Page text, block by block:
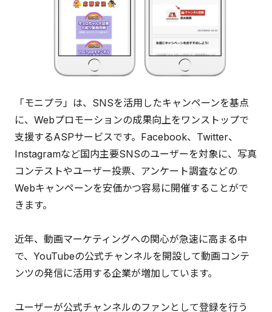
「モニプラ」は、SNSを活用したキャンペーンを基点
に、Webプロモーションの成果向上をワンストップで
支援するASPサービスです。Facebook、Twitter、
Instagramなど国内主要SNSのユーザーを対象に、写真
コンテストやユーザー投票、アンケート調査などの
Webキャンペーンを安価かつ容易に開催することがで
きます。
近年、動画マーケティングへの関心が急速に高まる中
で、YouTubeの公式チャンネルを開設して動画コンテ
ンツの発信に活用する企業が増加しています。
ユーザーが公式チャンネルのファンとして登録を行う